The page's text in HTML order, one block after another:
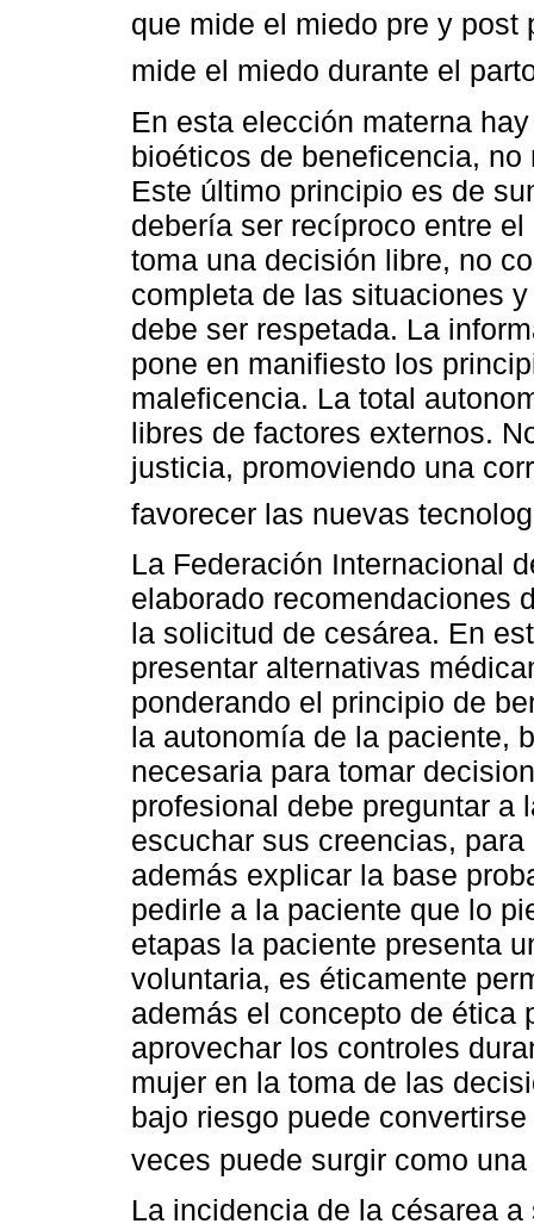
que mide el miedo pre y post
mide el miedo durante el
En esta elección materna
bioéticos de beneficencia,
Este último principio es de
debería ser recíproco entre
toma una decisión libre, no
completa de las situaciones
debe ser respetada. La
pone en manifiesto los
maleficencia. La total
libres de factores externos.
justicia, promoviendo una
favorecer las nuevas
La Federación Internacional
elaborado recomendaciones
la solicitud de cesárea. En
presentar alternativas
ponderando el principio de
la autonomía de la paciente,
necesaria para tomar
profesional debe preguntar a
escuchar sus creencias,
además explicar la base
pedirle a la paciente que lo
etapas la paciente presenta
voluntaria, es éticamente
además el concepto de ética
aprovechar los controles
mujer en la toma de las
bajo riesgo puede
veces puede surgir como
La incidencia de la césarea